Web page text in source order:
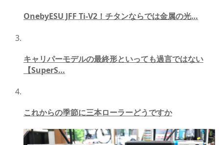
OnebyESU JFF Ti-V2！チタンならでは金属の光…
キャリパーモデルの最終形といっても過言ではない
【SuperS…
これからの季節に三本ローラーどうですか